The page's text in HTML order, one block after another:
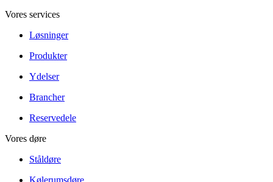
Vores services
Løsninger
Produkter
Ydelser
Brancher
Reservedele
Vores døre
Ståldøre